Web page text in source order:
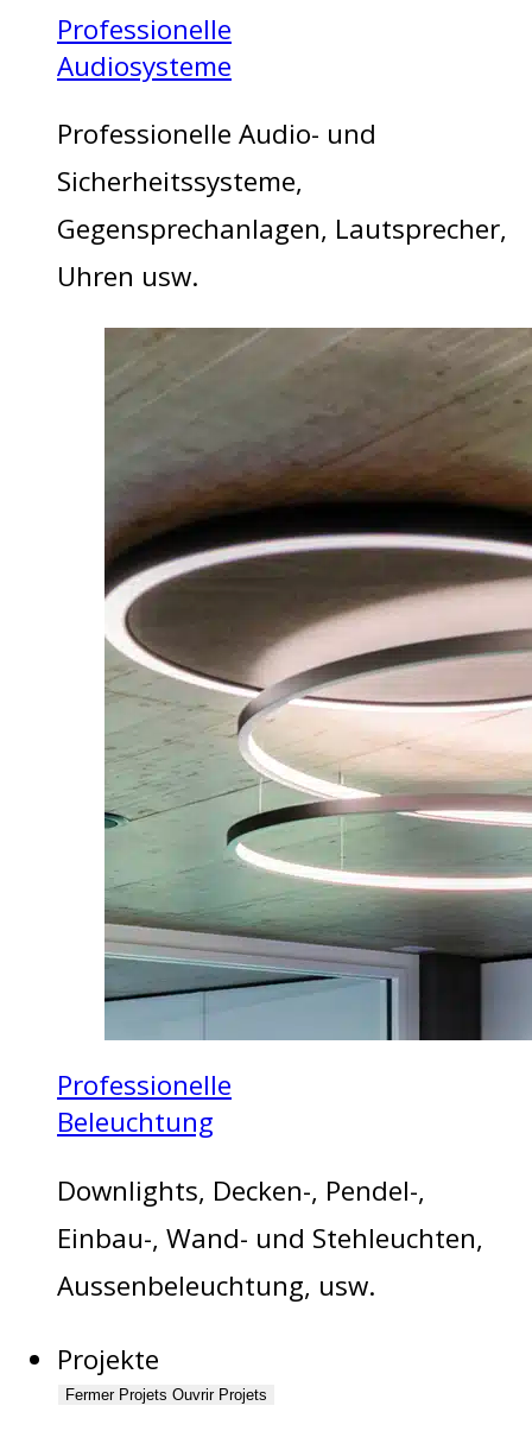
Professionelle
Audiosysteme
Professionelle Audio- und
Sicherheitssysteme,
Gegensprechanlagen, Lautsprecher,
Uhren usw.
Professionelle
Beleuchtung
Downlights, Decken-, Pendel-,
Einbau-, Wand- und Stehleuchten,
Aussenbeleuchtung, usw.
Projekte
Fermer Projets Ouvrir Projets